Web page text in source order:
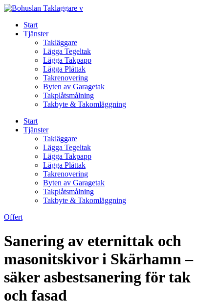
Skip
contentStart
Tjänster
Takläggare
Lägga Tegeltak
Lägga Takpapp
Lägga Plåttak
Takrenovering
Byten av Garagetak
Takplåtsmålning
Takbyte & Takomläggning
Start
Tjänster
Takläggare
Lägga Tegeltak
Lägga Takpapp
Lägga Plåttak
Takrenovering
Byten av Garagetak
Takplåtsmålning
Takbyte & Takomläggning
Offert
Sanering av eternittak och
masonitskivor i Skärhamn –
säker asbestsanering för tak
och fasad